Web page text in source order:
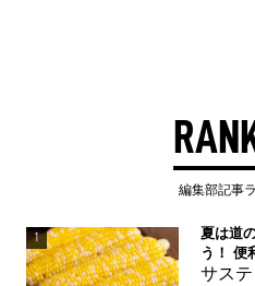
編集部記事
1
夏は道
う！ 便
サス